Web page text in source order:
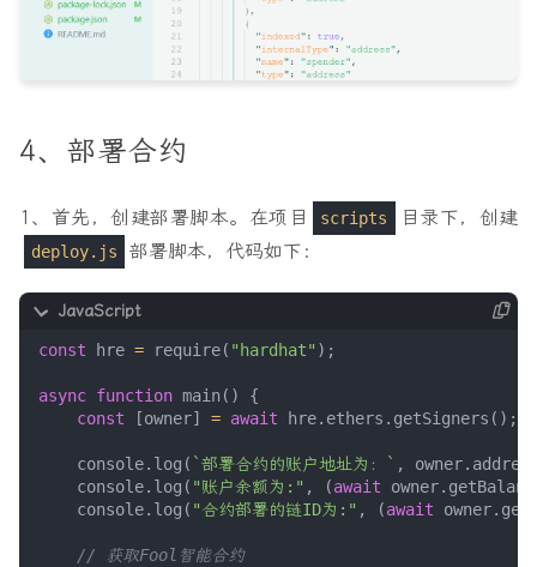
4、部署合约
1、首先，创建部署脚本。在项目 scripts 目录下，创建
deploy.js 部署脚本，代码如下：
const hre = require( "hardhat" );
async function main()
{
const
[owner] = await hre. ethers . getSigners ();
console. log ( `部署合约的账户地址为：` , owner.
console. log ( "账户余额为:" , (await owner.
console. log ( "合约部署的链ID为:" , (await owner.